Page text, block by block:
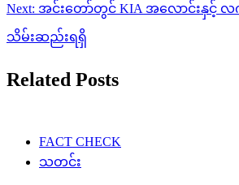
Next: အင်းတော်တွင် KIA အလောင်းနှင့် လ
သိမ်းဆည်းရရှိ
Related Posts
FACT CHECK
သတင်း